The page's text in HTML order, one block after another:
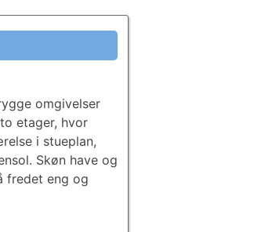
omgivelser
etager, hvor
i stueplan,
Skøn have og
fredet eng og